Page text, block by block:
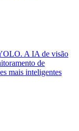
A IA de visão
de
mais inteligentes